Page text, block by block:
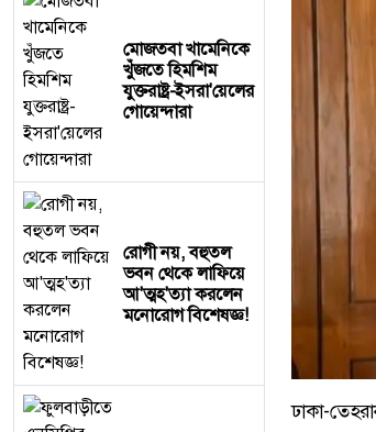
মোজতবা খামেনিকে
খুঁজতে হিমশিম
যুক্তরাষ্ট্র-ইসরা'য়েলের
গোয়েন্দারা
রোগী নয়, বহুতল
ভবন থেকে লাফিয়ে
আ'ত্মহ'ত্যা করলেন
মনোরোগ বিশেষজ্ঞ!
ঢাকা-